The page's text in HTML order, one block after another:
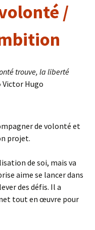
/
trouve, la liberté
Victor Hugo
de volonté et
projet.
de soi, mais va
aime se lancer dans
des défis. Il a
tout en œuvre pour